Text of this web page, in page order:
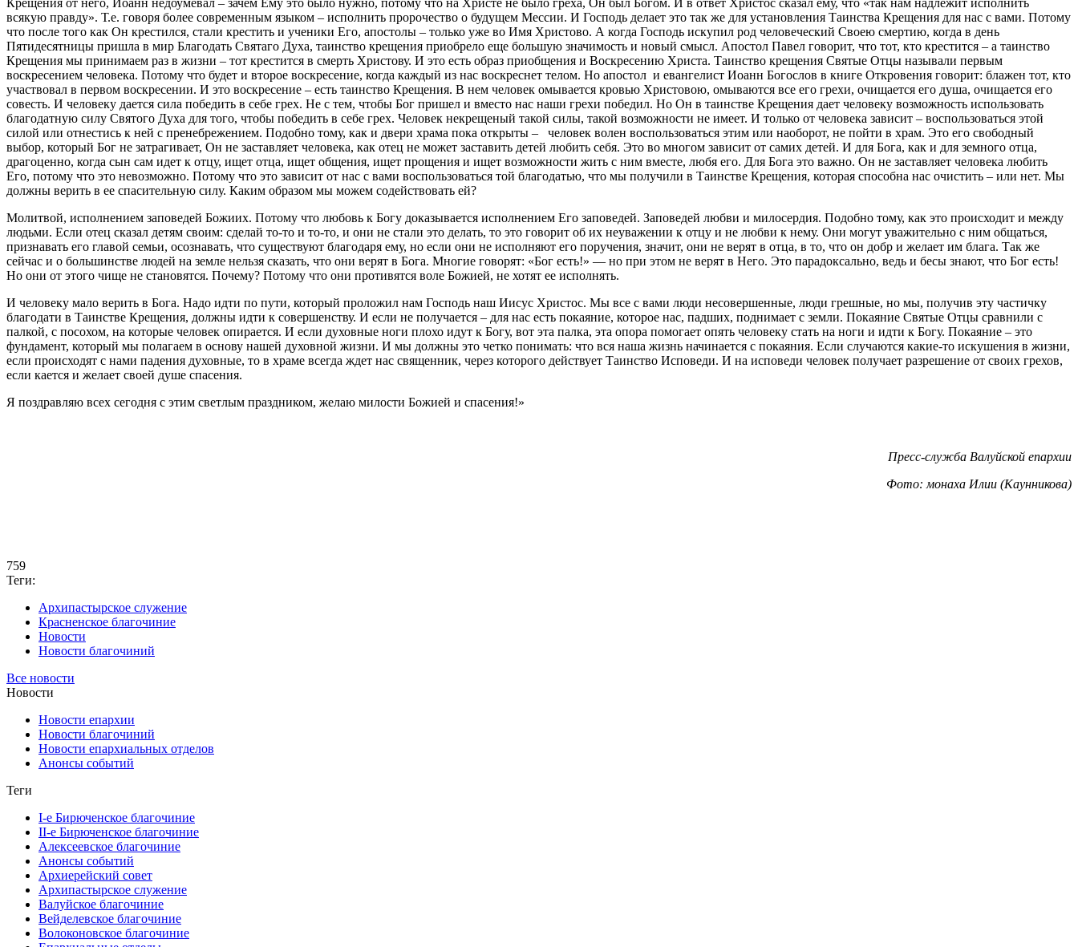
всякую правду». Т.е. говоря более современным языком – исполнить пророчество о будущем Мессии. И Господь делает это так же для установления Таинства Крещения для нас с вами. Потому
что после того как Он крестился, стали крестить и ученики Его, апостолы – только уже во Имя Христово. А когда Господь искупил род человеческий Своею смертию, когда в день
Пятидесятницы пришла в мир Благодать Святаго Духа, таинство крещения приобрело еще большую значимость и новый смысл. Апостол Павел говорит, что тот, кто крестится – а таинство
Крещения мы принимаем раз в жизни – тот крестится в смерть Христову. И это есть образ приобщения и Воскресению Христа. Таинство крещения Святые Отцы называли первым
воскресением человека. Потому что будет и второе воскресение, когда каждый из нас воскреснет телом. Но апостол и евангелист Иоанн Богослов в книге Откровения говорит: блажен тот, кто
участвовал в первом воскресении. И это воскресение – есть таинство Крещения. В нем человек омывается кровью Христовою, омываются все его грехи, очищается его душа, очищается его
совесть. И человеку дается сила победить в себе грех. Не с тем, чтобы Бог пришел и вместо нас наши грехи победил. Но Он в таинстве Крещения дает человеку возможность использовать
благодатную силу Святого Духа для того, чтобы победить в себе грех. Человек некрещеный такой силы, такой возможности не имеет. И только от человека зависит – воспользоваться этой
силой или отнестись к ней с пренебрежением. Подобно тому, как и двери храма пока открыты – человек волен воспользоваться этим или наоборот, не пойти в храм. Это его свободный
выбор, который Бог не затрагивает, Он не заставляет человека, как отец не может заставить детей любить себя. Это во многом зависит от самих детей. И для Бога, как и для земного отца,
драгоценно, когда сын сам идет к отцу, ищет отца, ищет общения, ищет прощения и ищет возможности жить с ним вместе, любя его. Для Бога это важно. Он не заставляет человека любить
Его, потому что это невозможно. Потому что это зависит от нас с вами воспользоваться той благодатью, что мы получили в Таинстве Крещения, которая способна нас очистить – или нет. Мы
должны верить в ее спасительную силу. Каким образом мы можем содействовать ей?
Молитвой, исполнением заповедей Божиих. Потому что любовь к Богу доказывается исполнением Его заповедей. Заповедей любви и милосердия. Подобно тому, как это происходит и между
людьми. Если отец сказал детям своим: сделай то-то и то-то, и они не стали это делать, то это говорит об их неуважении к отцу и не любви к нему. Они могут уважительно с ним общаться,
признавать его главой семьи, осознавать, что существуют благодаря ему, но если они не исполняют его поручения, значит, они не верят в отца, в то, что он добр и желает им блага. Так же
сейчас и о большинстве людей на земле нельзя сказать, что они верят в Бога. Многие говорят: «Бог есть!» — но при этом не верят в Него. Это парадоксально, ведь и бесы знают, что Бог есть!
Но они от этого чище не становятся. Почему? Потому что они противятся воле Божией, не хотят ее исполнять.
И человеку мало верить в Бога. Надо идти по пути, который проложил нам Господь наш Иисус Христос. Мы все с вами люди несовершенные, люди грешные, но мы, получив эту частичку
благодати в Таинстве Крещения, должны идти к совершенству. И если не получается – для нас есть покаяние, которое нас, падших, поднимает с земли. Покаяние Святые Отцы сравнили с
палкой, с посохом, на которые человек опирается. И если духовные ноги плохо идут к Богу, вот эта палка, эта опора помогает опять человеку стать на ноги и идти к Богу. Покаяние – это
фундамент, который мы полагаем в основу нашей духовной жизни. И мы должны это четко понимать: что вся наша жизнь начинается с покаяния. Если случаются какие-то искушения в жизни,
если происходят с нами падения духовные, то в храме всегда ждет нас священник, через которого действует Таинство Исповеди. И на исповеди человек получает разрешение от своих грехов,
если кается и желает своей душе спасения.
Я поздравляю всех сегодня с этим светлым праздником, желаю милости Божией и спасения!»
Пресс-служба Валуйской епархии
Фото: монаха Илии (Каунникова)
759
Теги:
Архипастырское служение
Красненское благочиние
Новости
Новости благочиний
Все новости
Новости
Новости епархии
Новости благочиний
Новости епархиальных отделов
Анонсы событий
Теги
I-е Бирюченское благочиние
II-е Бирюченское благочиние
Алексеевское благочиние
Анонсы событий
Архиерейский совет
Архипастырское служение
Валуйское благочиние
Вейделевское благочиние
Волоконовское благочиние